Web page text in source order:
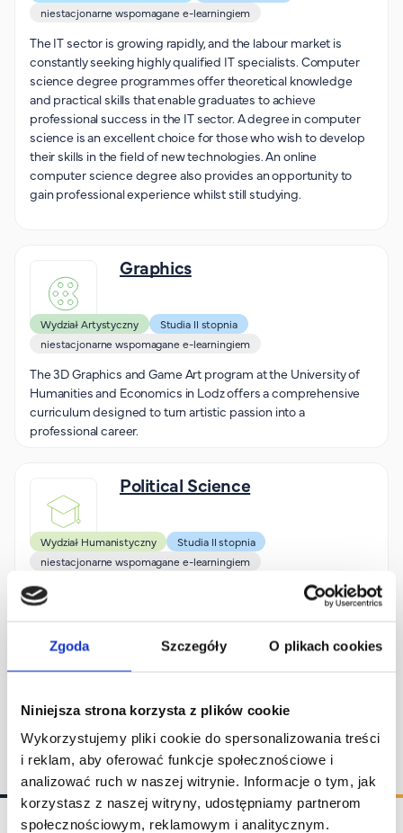
Zgoda Szczegóły O plikach cookies
Niniejsza strona korzysta z plików cookie
Wykorzystujemy pliki cookie do spersonalizowania treści
i reklam, aby oferować funkcje społecznościowe i
analizować ruch w naszej witrynie. Informacje o tym, jak
korzystasz z naszej witryny, udostępniamy partnerom
społecznościowym, reklamowym i analitycznym.
Organizacja studiów
Aktualności
Stypendia
Zjazdy
Dyżury prorektorów
O rekrutacji
Jak zostać studentem AHE
Harmonogram przyjęć na studia
O PUW
O nas
Akademia Online
Jak się studiuje przez Internet?
FAQ
Nasi wykładowcy
Kontakt
Górny pasek
Platforma zdalnego nauczania
niestacjonarne wspomagane e-learningiem
The IT sector is growing rapidly, and the labour market is
constantly seeking highly qualified IT specialists. Computer
science degree programmes offer theoretical knowledge
and practical skills that enable graduates to achieve
professional success in the IT sector. A degree in computer
science is an excellent choice for those who wish to develop
their skills in the field of new technologies. An online
computer science degree also provides an opportunity to
gain professional experience whilst still studying.
Graphics
Wydział Artystyczny
Studia II stopnia
niestacjonarne wspomagane e-learningiem
The 3D Graphics and Game Art program at the University of
Humanities and Economics in Lodz offers a comprehensive
curriculum designed to turn artistic passion into a
professional career.
Political Science
Wydział Humanistyczny
Studia II stopnia
niestacjonarne wspomagane e-learningiem
Political science studies are interdisciplinary in nature,
combining knowledge from the fields of political science,
programme enables students to understand the
mechanisms by which states, societies and organisations
phenomena from a variety of perspectives.